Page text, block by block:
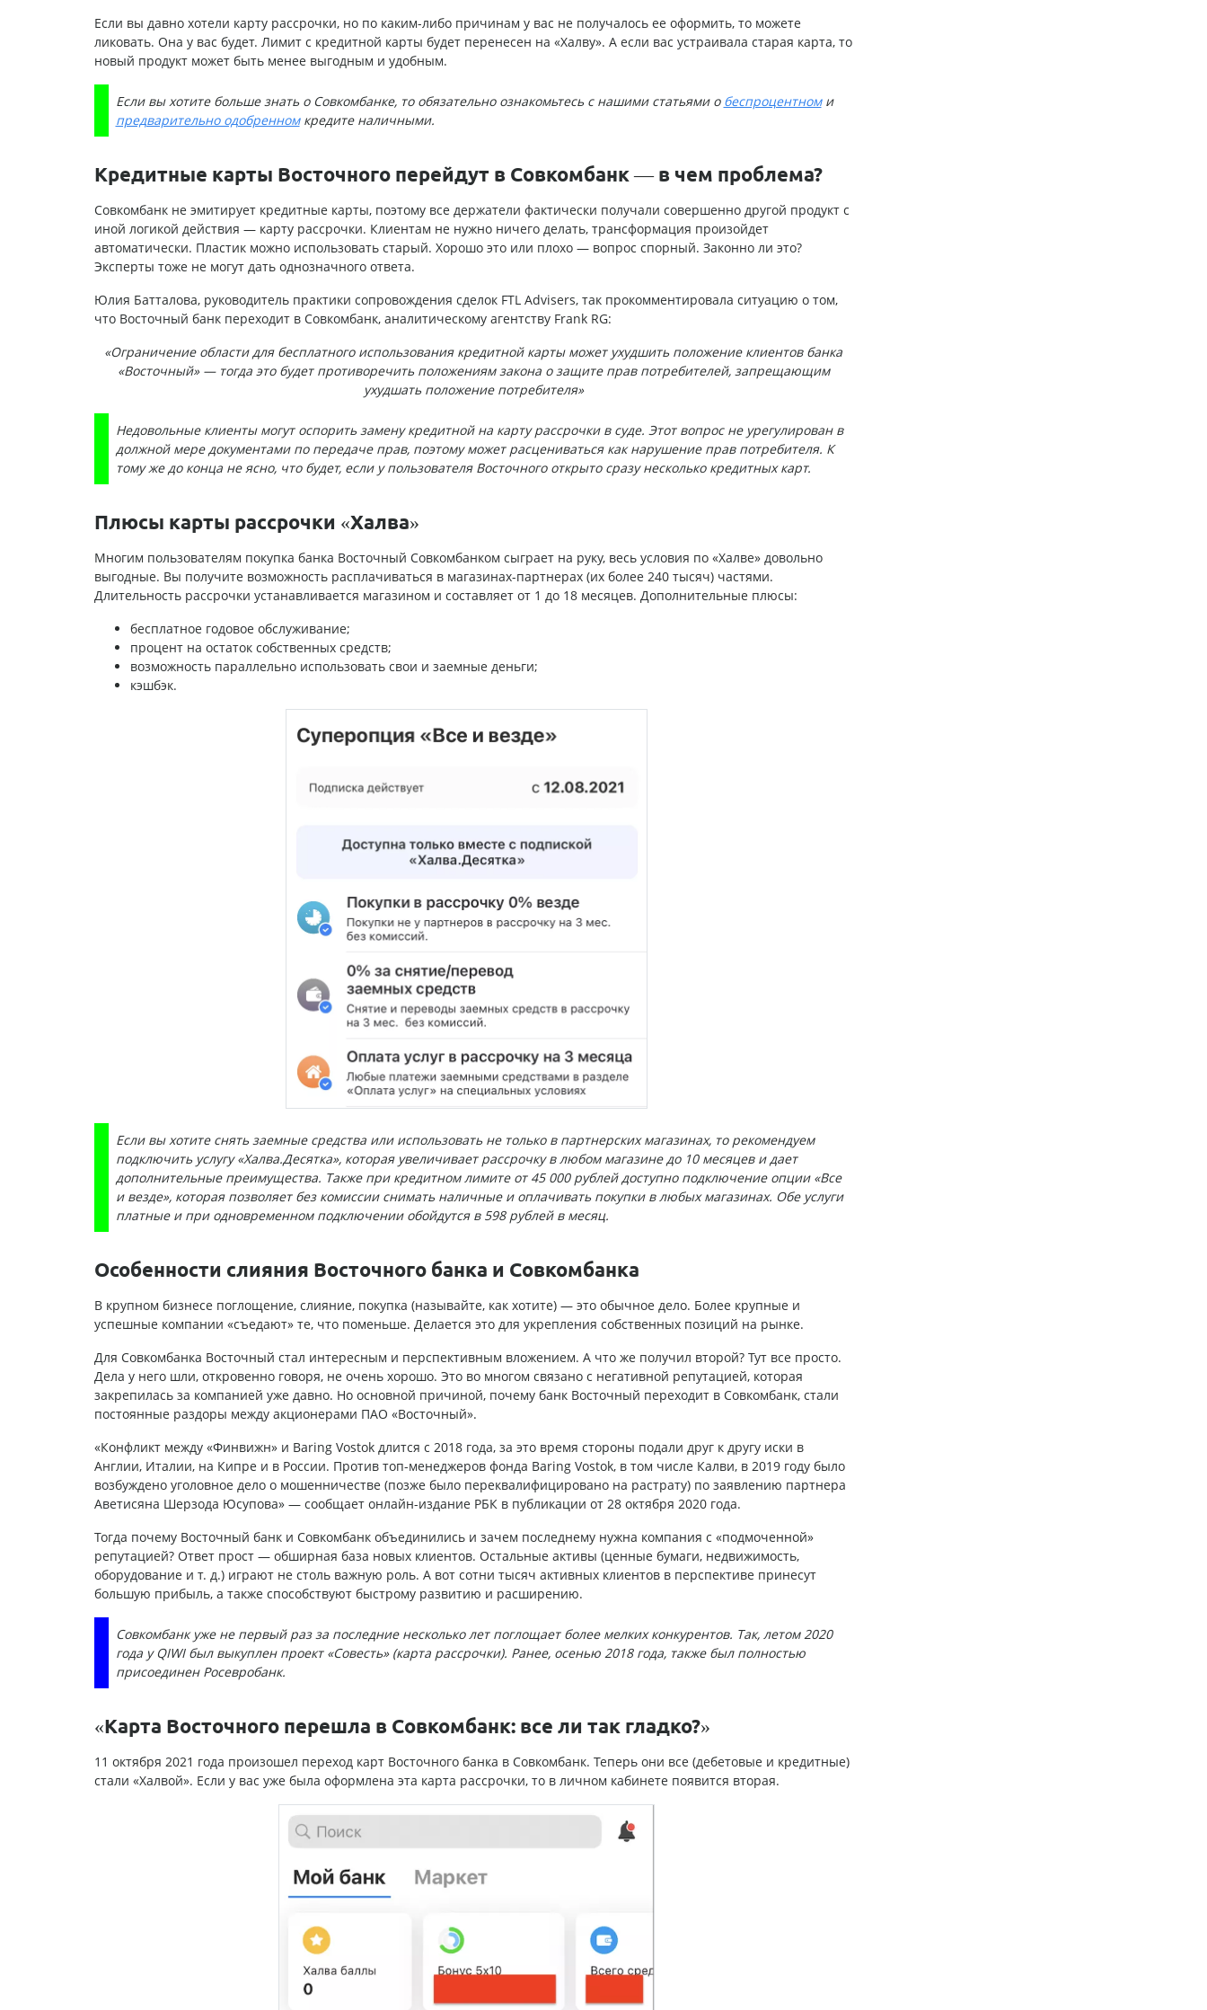
Если вы давно хотели карту рассрочки, но по каким-либо причинам у вас не получалось ее оформить, то можете
ликовать. Она у вас будет. Лимит с кредитной карты будет перенесен на «Халву». А если вас устраивала старая карта, то
новый продукт может быть менее выгодным и удобным.
Если вы хотите больше знать о Совкомбанке, то обязательно ознакомьтесь с нашими статьями о беспроцентноми
предварительно одобренномкредите наличными.
Кредитные карты Восточного перейдут в Совкомбанк — в чем проблема?
Совкомбанк не эмитирует кредитные карты, поэтому все держатели фактически получали совершенно другой продукт с
иной логикой действия — карту рассрочки. Клиентам не нужно ничего делать, трансформация произойдет
автоматически. Пластик можно использовать старый. Хорошо это или плохо — вопрос спорный. Законно ли это?
Эксперты тоже не могут дать однозначного ответа.
Юлия Батталова, руководитель практики сопровождения сделок FTL Advisers, так прокомментировала ситуацию о том,
что Восточный банк переходит в Совкомбанк, аналитическому агентству Frank RG:
«Ограничение области для бесплатного использования кредитной карты может ухудшить положение клиентов банка
«Восточный» — тогда это будет противоречить положениям закона о защите прав потребителей, запрещающим
ухудшать положение потребителя»
Недовольные клиенты могут оспорить замену кредитной на карту рассрочки в суде. Этот вопрос не урегулирован в
должной мере документами по передаче прав, поэтому может расцениваться как нарушение прав потребителя. К
тому же до конца не ясно, что будет, если у пользователя Восточного открыто сразу несколько кредитных карт.
Плюсы карты рассрочки «Халва»
Многим пользователям покупка банка Восточный Совкомбанком сыграет на руку, весь условия по «Халве» довольно
выгодные. Вы получите возможность расплачиваться в магазинах-партнерах (их более 240 тысяч) частями.
Длительность рассрочки устанавливается магазином и составляет от 1 до 18 месяцев. Дополнительные плюсы:
бесплатное годовое обслуживание;
процент на остаток собственных средств;
возможность параллельно использовать свои и заемные деньги;
кэшбэк.
Если вы хотите снять заемные средства или использовать не только в партнерских магазинах, то рекомендуем
подключить услугу «Халва.Десятка», которая увеличивает рассрочку в любом магазине до 10 месяцев и дает
дополнительные преимущества. Также при кредитном лимите от 45 000 рублей доступно подключение опции «Все
и везде», которая позволяет без комиссии снимать наличные и оплачивать покупки в любых магазинах. Обе услуги
платные и при одновременном подключении обойдутся в 598 рублей в месяц.
Особенности слияния Восточного банка и Совкомбанка
В крупном бизнесе поглощение, слияние, покупка (называйте, как хотите) — это обычное дело. Более крупные и
успешные компании «съедают» те, что поменьше. Делается это для укрепления собственных позиций на рынке.
Для Совкомбанка Восточный стал интересным и перспективным вложением. А что же получил второй? Тут все просто.
Дела у него шли, откровенно говоря, не очень хорошо. Это во многом связано с негативной репутацией, которая
закрепилась за компанией уже давно. Но основной причиной, почему банк Восточный переходит в Совкомбанк, стали
постоянные раздоры между акционерами ПАО «Восточный».
«Конфликт между «Финвижн» и Baring Vostok длится с 2018 года, за это время стороны подали друг к другу иски в
Англии, Италии, на Кипре и в России. Против топ-менеджеров фонда Baring Vostok, в том числе Калви, в 2019 году было
возбуждено уголовное дело о мошенничестве (позже было переквалифицировано на растрату) по заявлению партнера
Аветисяна Шерзода Юсупова» — сообщает онлайн-издание РБК в публикации от 28 октября 2020 года.
Тогда почему Восточный банк и Совкомбанк объединились и зачем последнему нужна компания с «подмоченной»
репутацией? Ответ прост — обширная база новых клиентов. Остальные активы (ценные бумаги, недвижимость,
оборудование и т. д.) играют не столь важную роль. А вот сотни тысяч активных клиентов в перспективе принесут
большую прибыль, а также способствуют быстрому развитию и расширению.
Совкомбанк уже не первый раз за последние несколько лет поглощает более мелких конкурентов. Так, летом 2020
года у QIWI был выкуплен проект «Совесть» (карта рассрочки). Ранее, осенью 2018 года, также был полностью
присоединен Росевробанк.
«Карта Восточного перешла в Совкомбанк: все ли так гладко?»
11 октября 2021 года произошел переход карт Восточного банка в Совкомбанк. Теперь они все (дебетовые и кредитные)
стали «Халвой». Если у вас уже была оформлена эта карта рассрочки, то в личном кабинете появится вторая.